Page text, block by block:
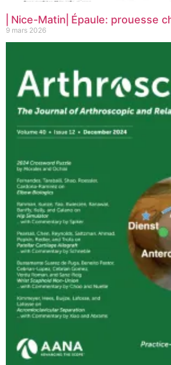
⎜Nice-Matin⎜Épaule: prouesse
9 mars 2026